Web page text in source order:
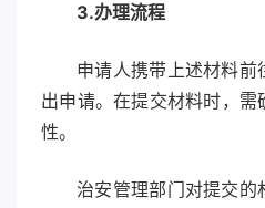
3.办理流程
申请人携带上述材料前
出申请。在提交材料时，
性。
治安管理部门对提交的